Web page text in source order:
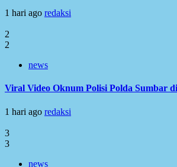
1 hari ago redaksi
2
2
news
Viral Video Oknum Polisi Polda Sumbar
1 hari ago redaksi
3
3
news